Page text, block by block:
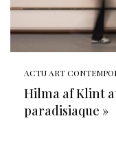
ACTU ART
Hilma af Klint
paradisiaque »